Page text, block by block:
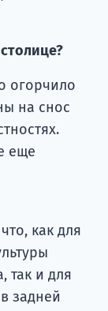
огорчило
на снос
еще
как для
так и для
задней